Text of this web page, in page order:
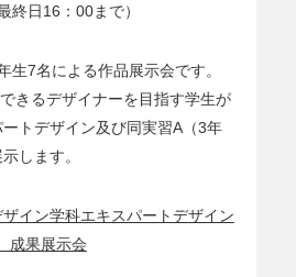
終日16：00まで）
生7名による作品展示会です。
きるデザイナーを目指す学生が
トデザイン及び同実習A（3年
示します。
ザイン学科エキスパートデザイン
成果展示会